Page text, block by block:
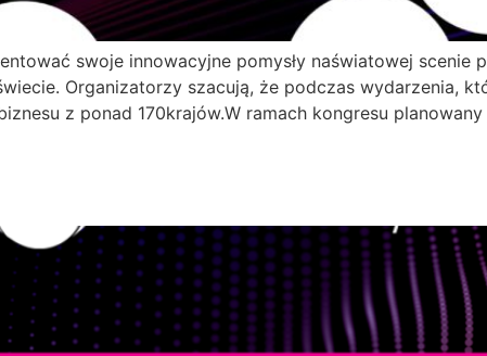
swoje innowacyjne pomysły naświatowej scenie
Organizatorzy szacują, że podczas wydarzenia,
z ponad 170krajów.W ramach kongresu